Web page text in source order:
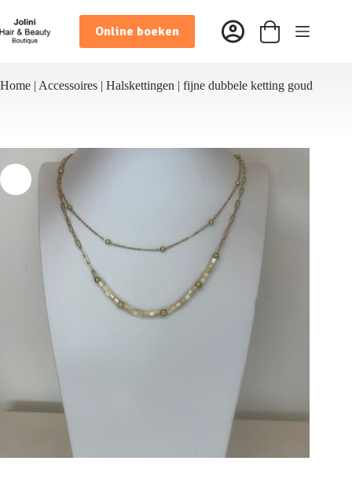
naar
de
inhoud
Online boeken Winkelwagen
Home | Accessoires | Halskettingen | fijne dubbele ketting goud